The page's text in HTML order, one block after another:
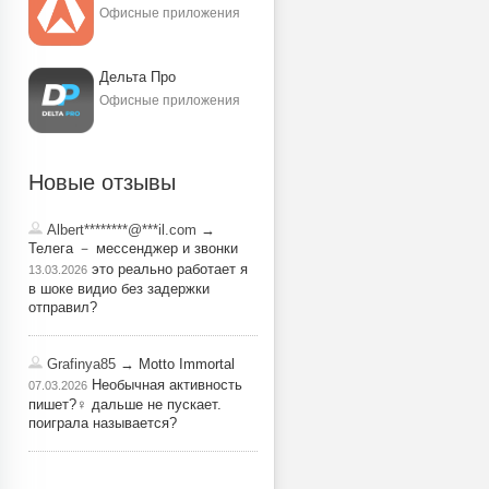
Офисные приложения
Дельта Про
Офисные приложения
Новые отзывы
Albert********@***il.com →
Телега － мессенджер и звонки
13.03.2026 это реально работает я
в шоке видио без задержки
отправил?
Grafinya85 → Motto Immortal
07.03.2026 Необычная активность
пишет?‍♀️ дальше не пускает.
поиграла называется?